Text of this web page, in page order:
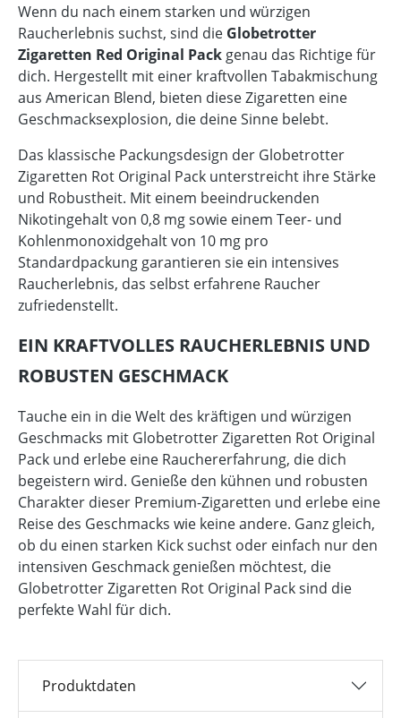
Wenn du nach einem starken und würzigen
Raucherlebnis suchst, sind die Globetrotter
Zigaretten Red Original Pack genau das Richtige für
dich. Hergestellt mit einer kraftvollen Tabakmischung
aus American Blend, bieten diese Zigaretten eine
Geschmacksexplosion, die deine Sinne belebt.
Das klassische Packungsdesign der Globetrotter
Zigaretten Rot Original Pack unterstreicht ihre Stärke
und Robustheit. Mit einem beeindruckenden
Nikotingehalt von 0,8 mg sowie einem Teer- und
Kohlenmonoxidgehalt von 10 mg pro
Standardpackung garantieren sie ein intensives
Raucherlebnis, das selbst erfahrene Raucher
zufriedenstellt.
EIN KRAFTVOLLES RAUCHERLEBNIS UND
ROBUSTEN GESCHMACK
Tauche ein in die Welt des kräftigen und würzigen
Geschmacks mit Globetrotter Zigaretten Rot Original
Pack und erlebe eine Rauchererfahrung, die dich
begeistern wird. Genieße den kühnen und robusten
Charakter dieser Premium-Zigaretten und erlebe eine
Reise des Geschmacks wie keine andere. Ganz gleich,
ob du einen starken Kick suchst oder einfach nur den
intensiven Geschmack genießen möchtest, die
Globetrotter Zigaretten Rot Original Pack sind die
perfekte Wahl für dich.
Produktdaten